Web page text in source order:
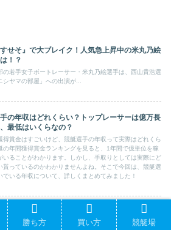
すせそ』で大ブレイク！人気急上昇中の米丸乃絵
！？
の若手女子ボートレーサー・米丸乃絵選手は、西山貴浩選
シヤマの部屋」への出演が...
の年収はどれくらい？トップレーサーは億万長
最低はいくらなの？
得賞金はすごいけど、競艇選手の年収って実際はどれくら
の年間獲得賞金ランキングを見ると、1年間で億単位を稼
いることがわかります。しかし、手取りとしては実際にど
貰っているのかわかりませんよね。そこで今回は、競艇選
でいる年収について、詳しくまとめてみました！
姉弟レーサーの土屋千明選手と土屋智則選手、
競技一家！？
勝ち方 買い方 競艇場